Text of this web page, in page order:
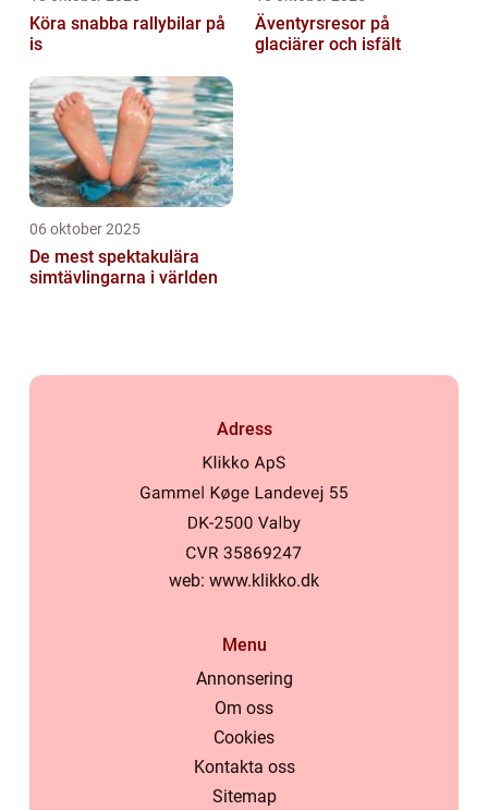
Köra snabba rallybilar på
is
Äventyrsresor på
glaciärer och isfält
06 oktober 2025
De mest spektakulära
simtävlingarna i världen
Adress
web: www.klikko.dk
Menu
Annonsering
Om oss
Cookies
Kontakta oss
Sitemap